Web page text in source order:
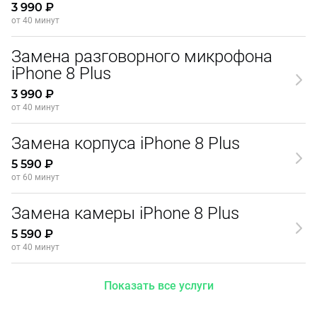
3 990 ₽
от 40 минут
Замена разговорного микрофона
iPhone 8 Plus
3 990 ₽
от 40 минут
Замена корпуса iPhone 8 Plus
5 590 ₽
от 60 минут
Замена камеры iPhone 8 Plus
5 590 ₽
от 40 минут
Показать все услуги